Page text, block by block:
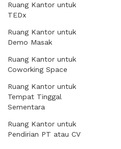
Ruang Kantor untuk
TEDx
Ruang Kantor untuk
Demo Masak
Ruang Kantor untuk
Coworking Space
Ruang Kantor untuk
Tempat Tinggal
Sementara
Ruang Kantor untuk
Pendirian PT atau CV